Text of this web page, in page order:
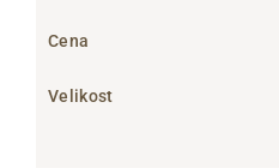
Cena
Velikost